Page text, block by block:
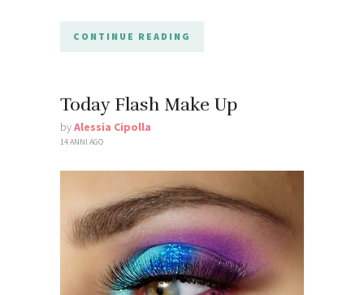
CONTINUE READING
Today Flash Make Up
byAlessia Cipolla
14 ANNI AGO